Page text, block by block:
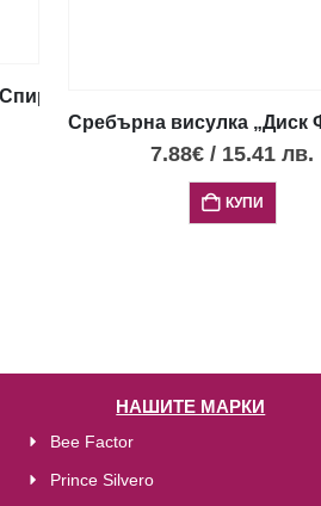
с опал, малък размер
Сребърна висулка „Диск
7.88€ / 15.41 лв.
КУПИ
НАШИТЕ МАРКИ
Bee Factor
Prince Silvero